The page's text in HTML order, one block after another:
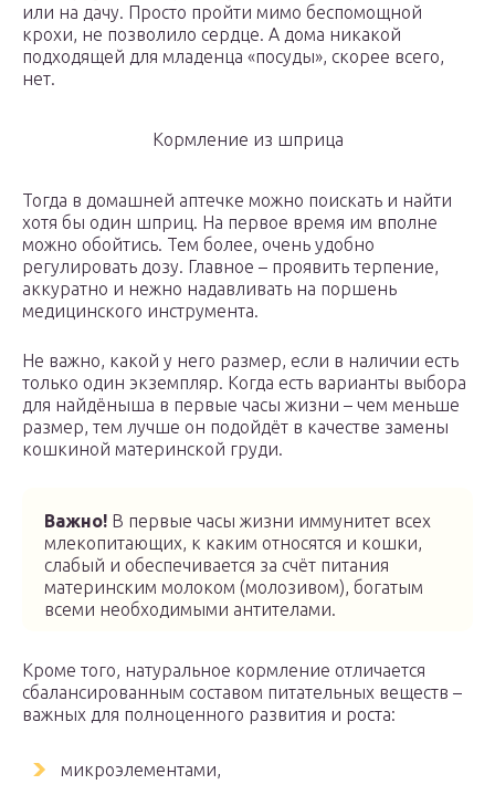
или на дачу. Просто пройти мимо беспомощной
крохи, не позволило сердце. А дома никакой
подходящей для младенца «посуды», скорее всего,
нет.
Кормление из шприца
Тогда в домашней аптечке можно поискать и найти
хотя бы один шприц. На первое время им вполне
можно обойтись. Тем более, очень удобно
регулировать дозу. Главное – проявить терпение,
аккуратно и нежно надавливать на поршень
медицинского инструмента.
Не важно, какой у него размер, если в наличии есть
только один экземпляр. Когда есть варианты выбора
для найдёныша в первые часы жизни – чем меньше
размер, тем лучше он подойдёт в качестве замены
кошкиной материнской груди.
Важно! В первые часы жизни иммунитет всех
млекопитающих, к каким относятся и кошки,
слабый и обеспечивается за счёт питания
материнским молоком (молозивом), богатым
всеми необходимыми антителами.
Кроме того, натуральное кормление отличается
сбалансированным составом питательных веществ –
важных для полноценного развития и роста:
микроэлементами,